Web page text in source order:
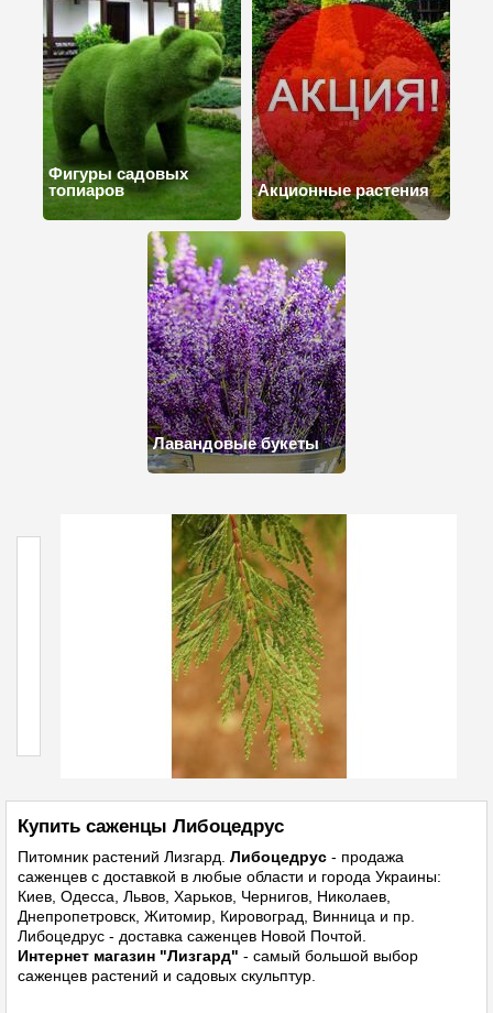
Фигуры садовых
топиаров
Акционные растения
Лавандовые букеты
Купить саженцы Либоцедрус
Питомник растений Лизгард. Либоцедрус - продажа
саженцев с доставкой в любые области и города Украины:
Киев, Одесса, Львов, Харьков, Чернигов, Николаев,
Днепропетровск, Житомир, Кировоград, Винница и пр.
Либоцедрус - доставка саженцев Новой Почтой.
Интернет магазин "Лизгард" - самый большой выбор
саженцев растений и садовых скульптур.